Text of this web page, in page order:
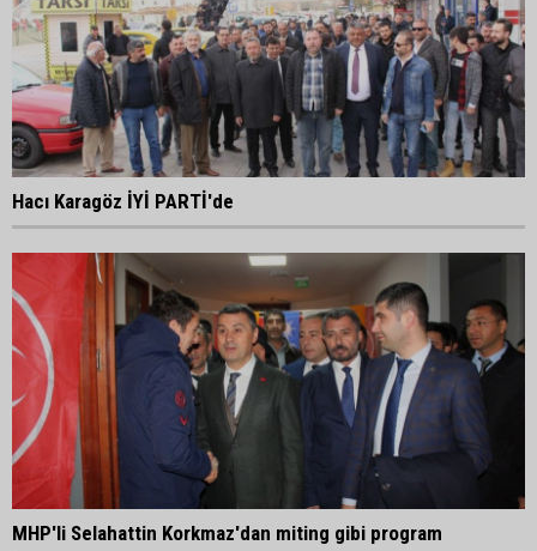
Hacı Karagöz İYİ PARTİ'de
MHP'li Selahattin Korkmaz'dan miting gibi program